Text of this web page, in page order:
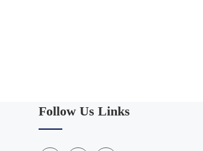
Follow Us Links